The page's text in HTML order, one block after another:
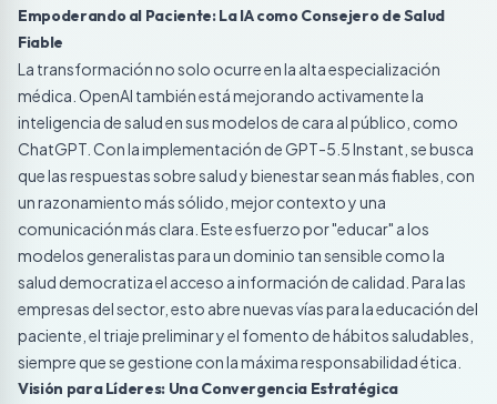
Empoderando al Paciente: La IA como Consejero de Salud
Fiable
La transformación no solo ocurre en la alta especialización
médica. OpenAI también está mejorando activamente la
inteligencia de salud en sus modelos de cara al público, como
ChatGPT. Con la implementación de GPT-5.5 Instant, se busca
que las respuestas sobre salud y bienestar sean más fiables, con
un razonamiento más sólido, mejor contexto y una
comunicación más clara. Este esfuerzo por "educar" a los
modelos generalistas para un dominio tan sensible como la
salud democratiza el acceso a información de calidad. Para las
empresas del sector, esto abre nuevas vías para la educación del
paciente, el triaje preliminar y el fomento de hábitos saludables,
siempre que se gestione con la máxima responsabilidad ética.
Visión para Líderes: Una Convergencia Estratégica